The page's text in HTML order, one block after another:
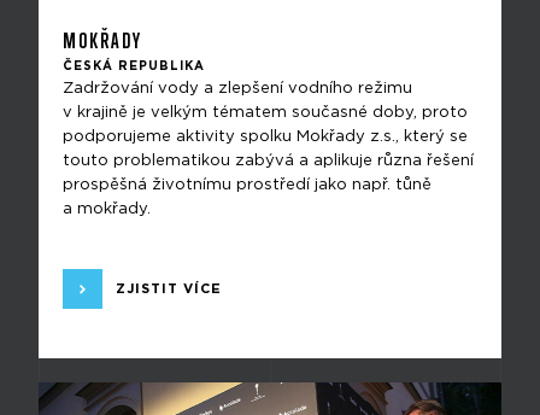
MOKŘADY
ČESKÁ REPUBLIKA
Zadržování vody a zlepšení vodního režimu
v krajině je velkým tématem současné doby, proto
podporujeme aktivity spolku Mokřady z.s., který se
touto problematikou zabývá a aplikuje různa řešení
prospěšná životnímu prostředí jako např. tůně
a mokřady.
ZJISTIT VÍCE